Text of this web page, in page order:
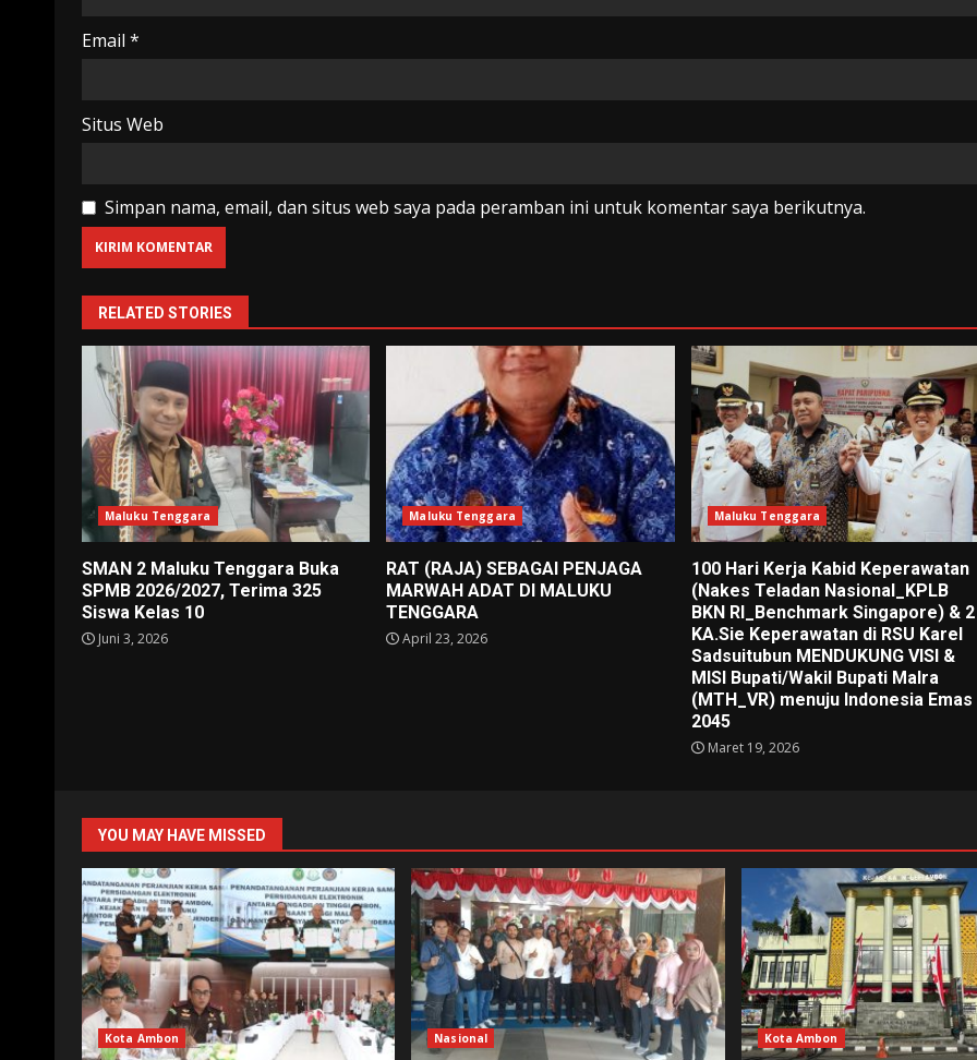
Email *
Situs Web
Simpan nama, email, dan situs web saya pada peramban ini untuk komentar saya berikutnya.
RELATED STORIES
Maluku Tenggara
SMAN 2 Maluku Tenggara Buka
SPMB 2026/2027, Terima 325
Siswa Kelas 10
Juni 3, 2026
Maluku Tenggara
RAT (RAJA) SEBAGAI PENJAGA
MARWAH ADAT DI MALUKU
TENGGARA
April 23, 2026
Maluku Tenggara
100 Hari Kerja Kabid Keperawatan
(Nakes Teladan Nasional_KPLB
BKN RI_Benchmark Singapore) & 2
KA.Sie Keperawatan di RSU Karel
Sadsuitubun MENDUKUNG VISI &
MISI Bupati/Wakil Bupati Malra
(MTH_VR) menuju Indonesia Emas
2045
Maret 19, 2026
YOU MAY HAVE MISSED
Kota Ambon Nasional Kota Ambon